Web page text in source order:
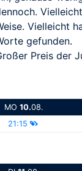
Vielleicht
gefunden.
Preis der
MO 10.08.
21:15